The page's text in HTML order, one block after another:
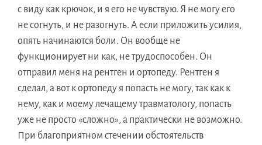
с виду как крючок, и я его не чувствую. Я не могу его
не согнуть, и не разогнуть. А если приложить усилия,
опять начинаются боли. Он вообще не
функционирует ни как, не трудоспособен. Он
отправил меня на рентген и ортопеду. Рентген я
сделал, а вот к ортопеду я попасть не могу, так как к
нему, как и моему лечащему травматологу, попасть
уже не просто «сложно», а практически не возможно.
При благоприятном стечении обстоятельств